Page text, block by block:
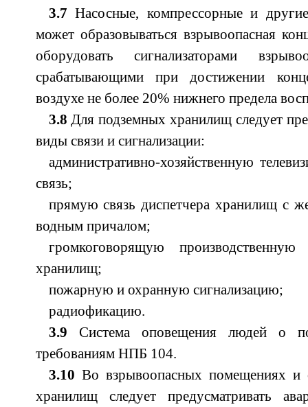
3.7 Насосные, компрессорные и
может образовываться взрывоопасная
оборудовать сигнализаторами
срабатывающими при достижении
воздухе не более 20% нижнего предела
3.8 Для подземных хранилищ следует
виды связи и сигнализации:
административно-хозяйственную
связь;
прямую связь диспетчера хранилищ с
водным причалом;
громкоговорящую
хранилищ;
пожарную и охранную сигнализацию;
радиофикацию.
3.9 Система оповещения людей о
требованиям НПБ 104.
3.10 Во взрывоопасных помещениях и
хранилищ следует предусматривать